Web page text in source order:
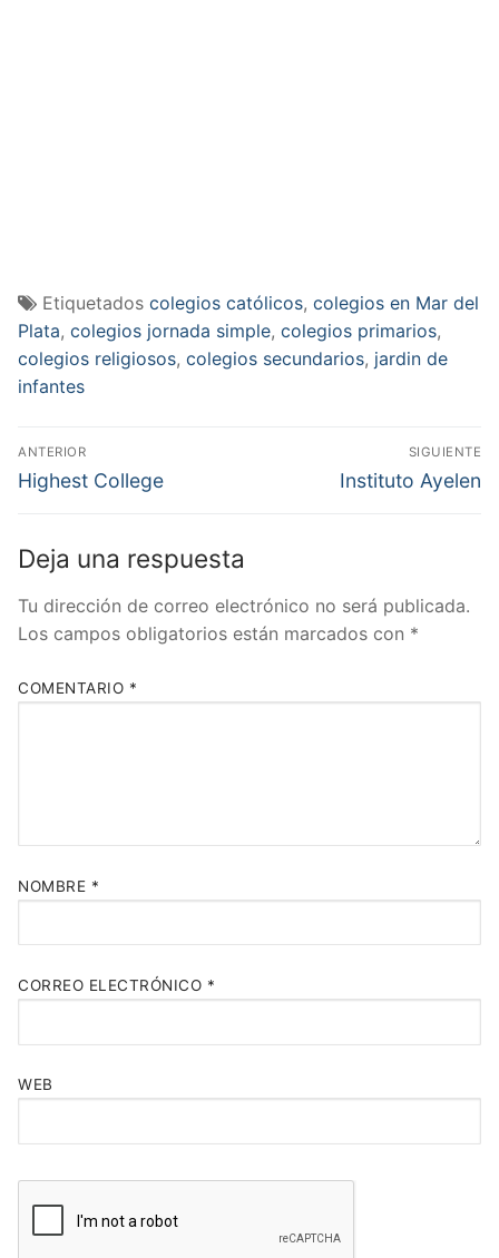
Etiquetados colegios católicos, colegios en Mar del
Plata, colegios jornada simple, colegios primarios,
colegios religiosos, colegios secundarios, jardin de
infantes
Navegación
de
ANTERIOR
Entrada
Highest College
SIGUIENTE
Entrada
Instituto Ayelen
Deja una respuesta
Tu dirección de correo electrónico no será publicada.
Los campos obligatorios están marcados con *
COMENTARIO *
NOMBRE *
CORREO ELECTRÓNICO *
WEB